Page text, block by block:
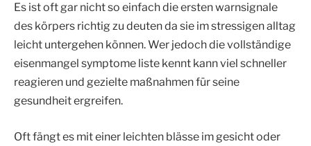
Es ist oft gar nicht so einfach die ersten warnsignale
des körpers richtig zu deuten da sie im stressigen alltag
leicht untergehen können. Wer jedoch die vollständige
eisenmangel symptome liste kennt kann viel schneller
reagieren und gezielte maßnahmen für seine
gesundheit ergreifen.
Oft fängt es mit einer leichten blässe im gesicht oder